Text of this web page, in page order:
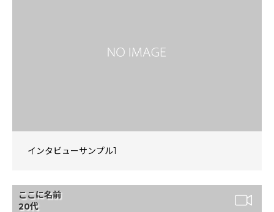
インタビューサンプル1
ここに名前
20代